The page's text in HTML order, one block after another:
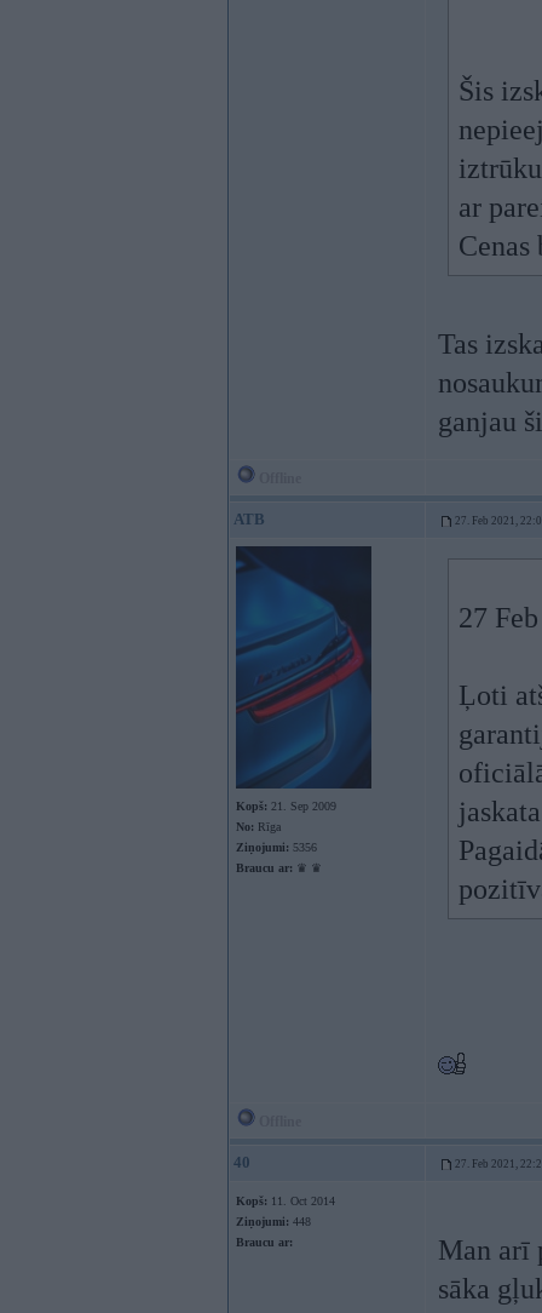
Šis
ar
Tas
ganjau
ATB 27. Feb 2021,
Kopš: 21. Sep 2009
No: Rīga
Ziņojumi: 5356
Braucu ar: ♛ ♛
27
Ļoti
40 27. Feb 2021,
Kopš: 11. Oct 2014
Ziņojumi: 448
Braucu ar:
Man arī
sāka